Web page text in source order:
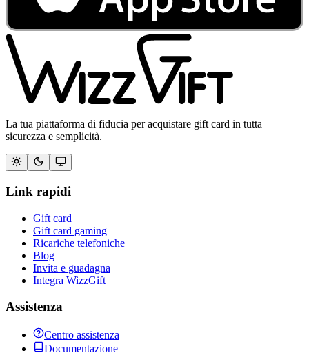
La tua piattaforma di fiducia per acquistare gift card in tutta
sicurezza e semplicità.
Link rapidi
Gift card
Gift card gaming
Ricariche telefoniche
Blog
Invita e guadagna
Integra WizzGift
Assistenza
Centro assistenza
Documentazione